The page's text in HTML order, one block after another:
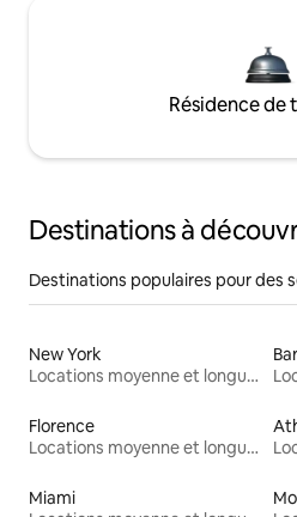
Résidence de
Destinations à
Destinations populaires pour des
New York
Locations moyenne et longue durée
Florence
Locations moyenne et longue durée
Miami